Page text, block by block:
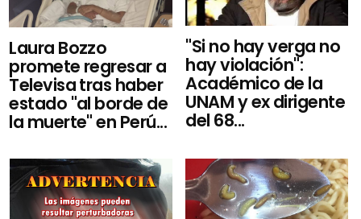
Laura Bozzo
promete regresar a
Televisa tras haber
estado "al borde de
la muerte" en Perú...
"Si no hay verga no
hay violación":
Académico de la
UNAM y ex dirigente
del 68...